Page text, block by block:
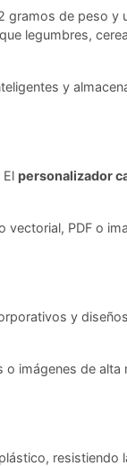
gramos de peso y
legumbres,
y
personalizador
PDF o
y
imágenes de alta
resistiendo